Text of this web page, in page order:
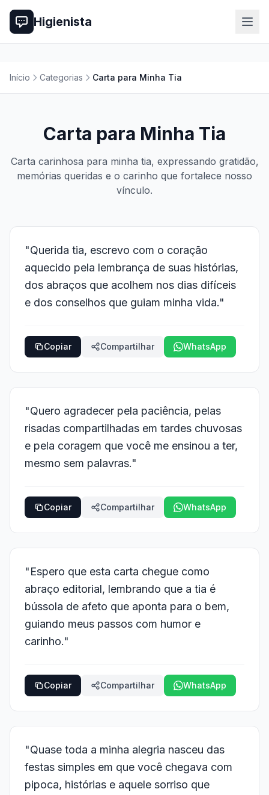
Higienista
Início Categorias Carta para Minha Tia
Carta para Minha Tia
Carta carinhosa para minha tia, expressando gratidão,
memórias queridas e o carinho que fortalece nosso
vínculo.
"Querida tia, escrevo com o coração
aquecido pela lembrança de suas histórias,
dos abraços que acolhem nos dias difíceis
e dos conselhos que guiam minha vida."
Copiar Compartilhar WhatsApp
"Quero agradecer pela paciência, pelas
risadas compartilhadas em tardes chuvosas
e pela coragem que você me ensinou a ter,
mesmo sem palavras."
Copiar Compartilhar WhatsApp
"Espero que esta carta chegue como
abraço editorial, lembrando que a tia é
bússola de afeto que aponta para o bem,
guiando meus passos com humor e
carinho."
Copiar Compartilhar WhatsApp
"Quase toda a minha alegria nasceu das
festas simples em que você chegava com
pipoca, histórias e aquele sorriso que